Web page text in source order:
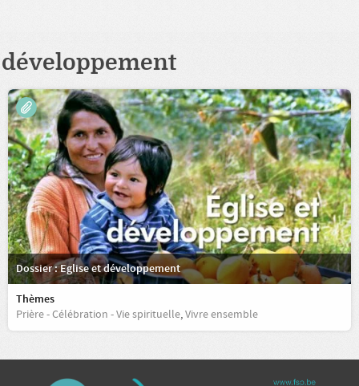
développement
Dossier : Eglise et développement
Thèmes
Prière - Célébration - Vie spirituelle,Vivre ensemble